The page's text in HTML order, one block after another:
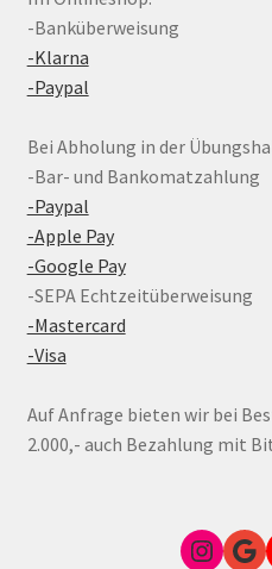
-Banküberweisung
-Klarna
-Paypal
Bei Abholung in der
-Bar- und Bankomatzahlung
-Paypal
-Apple Pay
-Google Pay
-SEPA Echtzeitüberweisung
-Mastercard
-Visa
Auf Anfrage bieten wir bei
2.000,- auch Bezahlung mit
Google Link zum